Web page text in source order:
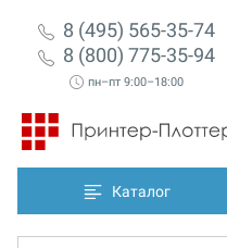
8 (495) 565-35-74
8 (800) 775-35-94
пн–пт 9:00–18:00
Каталог